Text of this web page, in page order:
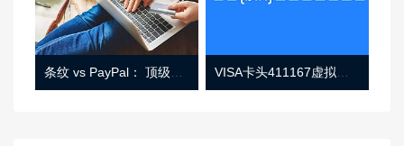
条纹 vs PayPal： 顶级功能， 定价 （和更多！ VISA卡头411167虚拟卡基础信息